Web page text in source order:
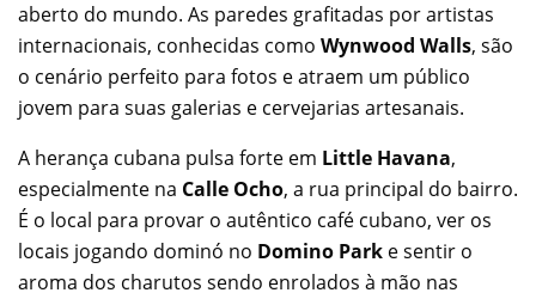
aberto do mundo. As paredes grafitadas por artistas
internacionais, conhecidas como Wynwood Walls, são
o cenário perfeito para fotos e atraem um público
jovem para suas galerias e cervejarias artesanais.
A herança cubana pulsa forte em Little Havana,
especialmente na Calle Ocho, a rua principal do bairro.
É o local para provar o autêntico café cubano, ver os
locais jogando dominó no Domino Park e sentir o
aroma dos charutos sendo enrolados à mão nas